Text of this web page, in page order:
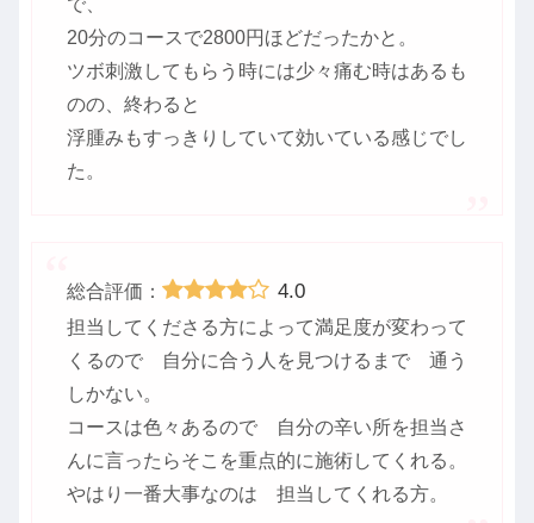
20分のコースで2800円ほどだったかと。
ツボ刺激してもらう時には少々痛む時はあるも
のの、終わると
浮腫みもすっきりしていて効いている感じでし
た。
総合評価： 4.0
担当してくださる方によって満足度が変わって
くるので 自分に合う人を見つけるまで 通う
しかない。
コースは色々あるので 自分の辛い所を担当さ
んに言ったらそこを重点的に施術してくれる。
やはり一番大事なのは 担当してくれる方。